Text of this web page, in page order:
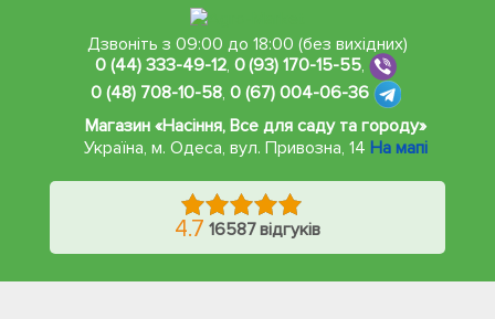
Дзвоніть з 09:00 до 18:00 (без вихідних)
0 (44) 333-49-12, 0 (93) 170-15-55,
0 (48) 708-10-58, 0 (67) 004-06-36
Магазин «Насіння, Все для саду та городу»
Україна, м. Одеса,вул. Привозна, 14 На мапі
4.7 16587 відгуків